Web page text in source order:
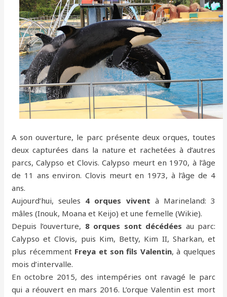
A son ouverture, le parc présente deux orques, toutes
deux capturées dans la nature et rachetées à d’autres
parcs, Calypso et Clovis. Calypso meurt en 1970, à l’âge
de 11 ans environ. Clovis meurt en 1973, à l’âge de 4
ans.
Aujourd’hui, seules 4 orques vivent à Marineland: 3
mâles (Inouk, Moana et Keijo) et une femelle (Wikie).
Depuis l’ouverture, 8 orques sont décédées au parc:
Calypso et Clovis, puis Kim, Betty, Kim II, Sharkan, et
plus récemment Freya et son fils Valentin, à quelques
mois d’intervalle.
En octobre 2015, des intempéries ont ravagé le parc
qui a réouvert en mars 2016. L’orque Valentin est mort